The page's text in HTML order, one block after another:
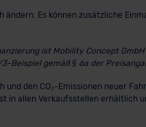
ändern. Es können zusätzliche
ist Mobility Concept
gemäß § 6a der
den CO₂-Emissionen neuer
in allen Verkaufsstellen erhältlich